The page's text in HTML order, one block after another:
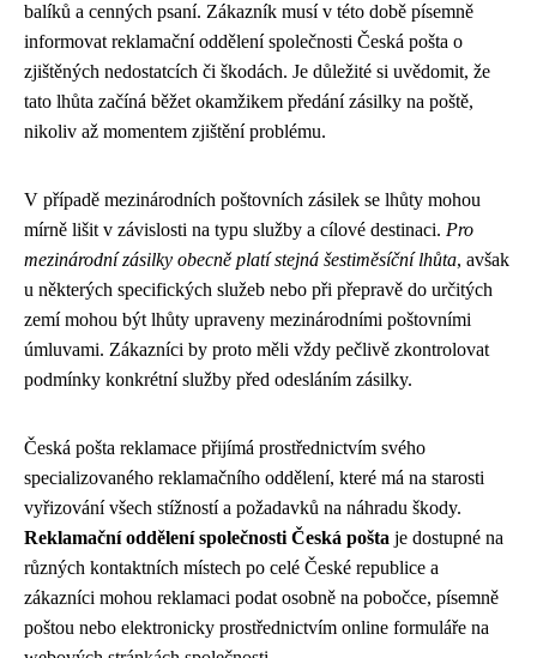
balíků a cenných psaní. Zákazník musí v této době písemně
informovat reklamační oddělení společnosti Česká pošta o
zjištěných nedostatcích či škodách. Je důležité si uvědomit, že
tato lhůta začíná běžet okamžikem předání zásilky na poště,
nikoliv až momentem zjištění problému.
V případě mezinárodních poštovních zásilek se lhůty mohou
mírně lišit v závislosti na typu služby a cílové destinaci. Pro
mezinárodní zásilky obecně platí stejná šestiměsíční lhůta, avšak
u některých specifických služeb nebo při přepravě do určitých
zemí mohou být lhůty upraveny mezinárodními poštovními
úmluvami. Zákazníci by proto měli vždy pečlivě zkontrolovat
podmínky konkrétní služby před odesláním zásilky.
Česká pošta reklamace přijímá prostřednictvím svého
specializovaného reklamačního oddělení, které má na starosti
vyřizování všech stížností a požadavků na náhradu škody.
Reklamační oddělení společnosti Česká pošta je dostupné na
různých kontaktních místech po celé České republice a
zákazníci mohou reklamaci podat osobně na pobočce, písemně
poštou nebo elektronicky prostřednictvím online formuláře na